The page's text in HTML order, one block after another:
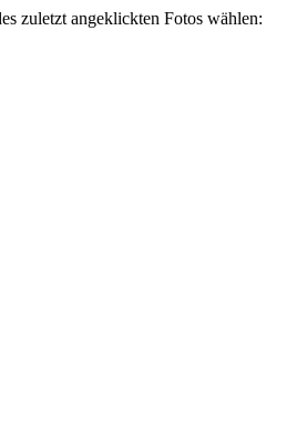
zuletzt angeklickten Fotos wählen: